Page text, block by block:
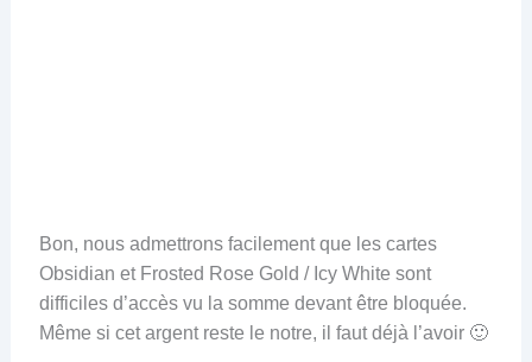
Bon, nous admettrons facilement que les cartes
Obsidian et Frosted Rose Gold / Icy White sont
difficiles d’accès vu la somme devant être bloquée.
Même si cet argent reste le notre, il faut déjà l’avoir 🙂